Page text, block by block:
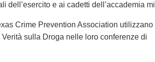
dell’esercito e ai cadetti dell’accademia
Crime Prevention Association utilizzano
sulla Droga nelle loro conferenze di